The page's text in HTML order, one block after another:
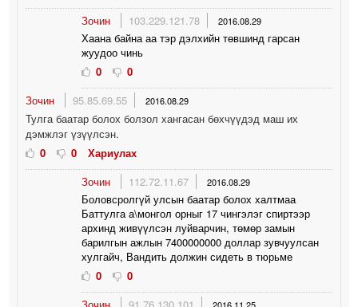
Зочин
103.229.121.78 2016.08.29
Хаана байна аа тэр дэлхийн төвшинд гарсан
жуудоо чинь
0
0
Зочин
95.85.69.55 2016.08.29
Тулга баатар болох болзол хангасан бөхчүүдэд маш их
дэмжлэг үзүүлсэн.
0
0
Хариулах
Зочин
112.72.11.67 2016.08.29
Боловсролгүй улсын баатар болох халтмаа
Баттулга а\монгол орныг 17 чингэлэг спиртээр
архинд живүүлсэн луйварчин, төмөр замын
барилгын ажлын 7400000000 доллар зувчуулсан
хулгайч, Вандить должин сидеть в тюрьме
0
0